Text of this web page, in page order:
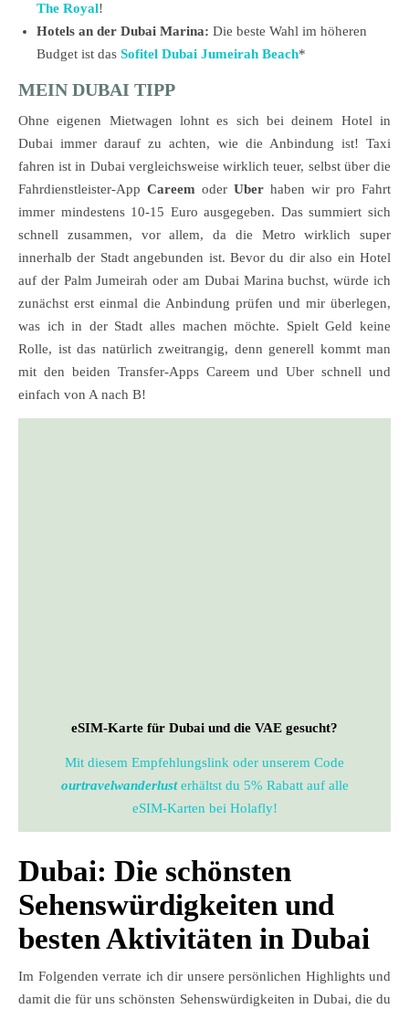
The Royal!
Hotels an der Dubai Marina: Die beste Wahl im höheren
Budget ist das Sofitel Dubai Jumeirah Beach*
MEIN DUBAI TIPP
Ohne eigenen Mietwagen lohnt es sich bei deinem Hotel in
Dubai immer darauf zu achten, wie die Anbindung ist! Taxi
fahren ist in Dubai vergleichsweise wirklich teuer, selbst über die
Fahrdienstleister-App Careem oder Uber haben wir pro Fahrt
immer mindestens 10-15 Euro ausgegeben. Das summiert sich
schnell zusammen, vor allem, da die Metro wirklich super
innerhalb der Stadt angebunden ist. Bevor du dir also ein Hotel
auf der Palm Jumeirah oder am Dubai Marina buchst, würde ich
zunächst erst einmal die Anbindung prüfen und mir überlegen,
was ich in der Stadt alles machen möchte. Spielt Geld keine
Rolle, ist das natürlich zweitrangig, denn generell kommt man
mit den beiden Transfer-Apps Careem und Uber schnell und
einfach von A nach B!
eSIM-Karte für Dubai und die VAE gesucht?
Mit diesem Empfehlungslink oder unserem Code
ourtravelwanderlusterhältst du 5% Rabatt auf alle
eSIM-Karten bei Holafly!
Dubai: Die schönsten
Sehenswürdigkeiten und
besten Aktivitäten in Dubai
Im Folgenden verrate ich dir unsere persönlichen Highlights und
damit die für uns schönsten Sehenswürdigkeiten in Dubai, die du